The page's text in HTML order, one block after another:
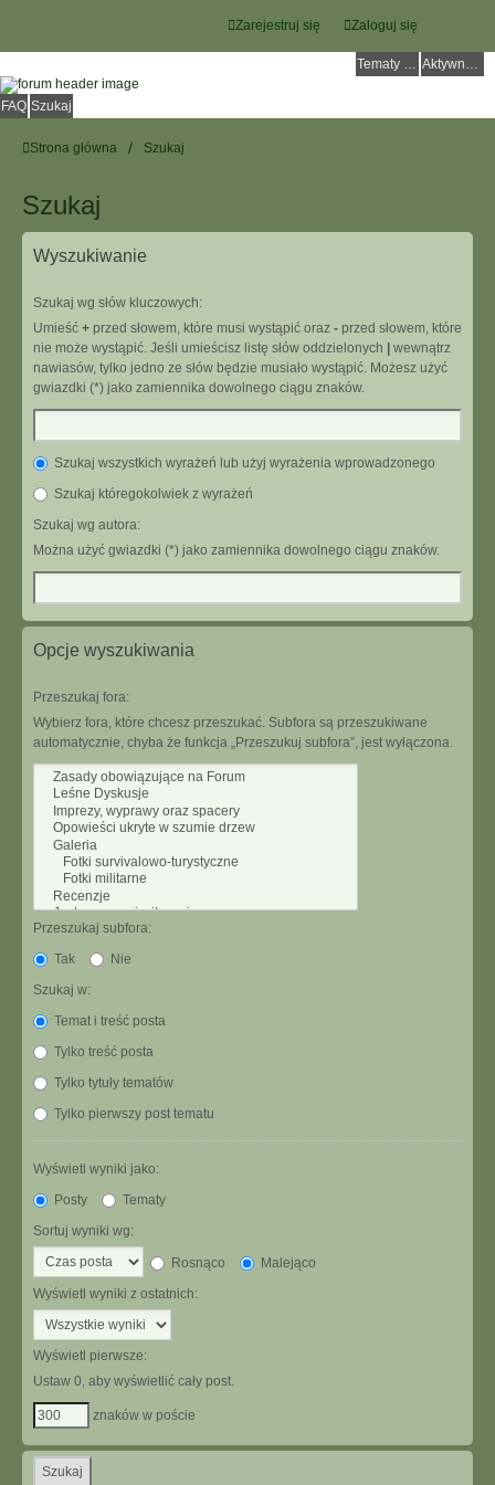
Zaloguj się
Zarejestruj się
Tematy bez odpowiedzi Aktywne tematy
FAQ Szukaj
Strona główna Szukaj
Szukaj
Wyszukiwanie
Szukaj wg słów kluczowych:
Umieść + przed słowem, które musi wystąpić oraz - przed słowem, które
nie może wystąpić. Jeśli umieścisz listę słów oddzielonych
wewnątrz
nawiasów, tylko jedno ze słów będzie musiało wystąpić. Możesz użyć
gwiazdki (*) jako zamiennika dowolnego ciągu znaków.
Szukaj wszystkich wyrażeń lub użyj wyrażenia wprowadzonego
Szukaj któregokolwiek z wyrażeń
Szukaj wg autora:
Można użyć gwiazdki (*) jako zamiennika dowolnego ciągu znaków.
Opcje wyszukiwania
Przeszukaj fora:
Wybierz fora, które chcesz przeszukać. Subfora są przeszukiwane
automatycznie, chyba że funkcja „Przeszukuj subfora”, jest wyłączona.
Przeszukaj subfora:
Tak
Nie
Szukaj w:
Temat i treść posta
Tylko treść posta
Tylko tytuły tematów
Tylko pierwszy post tematu
Wyświetl wyniki jako:
Posty
Tematy
Sortuj wyniki wg:
Rosnąco
Malejąco
Wyświetl wyniki z ostatnich:
Wyświetl pierwsze:
Ustaw 0, aby wyświetlić cały post.
znaków w poście